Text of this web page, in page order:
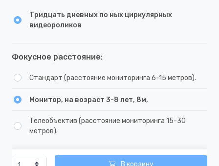
Тридцать дневных по ных циркулярных
видеороликов
Фокусное расстояние:
Стандарт (расстояние мониторинга 6-15 метров).
Монитор, на возраст 3-8 лет, 8м,
Телеобъектив (расстояние мониторинга 15-30
метров).
В корзину